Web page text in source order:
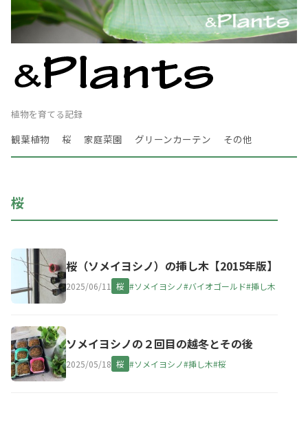
植物を育てる記録
観葉植物 桜 家庭菜園 グリーンカーテン その他
桜
桜（ソメイヨシノ）の挿し木【2015年版】
2025/06/11 桜 #ソメイヨシノ#バイオゴールド#挿し木
ソメイヨシノの２回目の越冬とその後
2025/05/18 桜 #ソメイヨシノ#挿し木#桜